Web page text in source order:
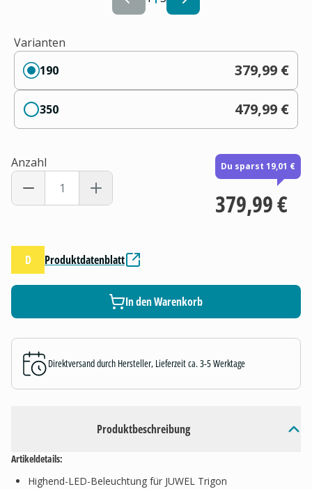
Produktbeschreibung
Artikeldetails:
Highend-LED-Beleuchtung für JUWEL Trigon
Varianten
190
379,99 €
350 479,99 €
Anzahl Du sparst 19,01 €
379,99 €
D Produktdatenblatt
In den Warenkorb
Direktversand durch Hersteller, Lieferzeit ca. 3-5 Werktage